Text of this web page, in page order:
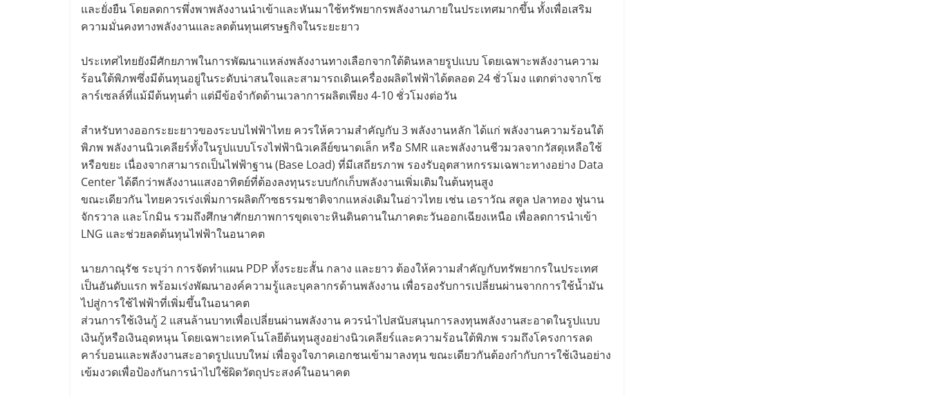
และยั่งยืน โดยลดการพึ่งพาพลังงานนำเข้าและหันมาใช้ทรัพยากรพลังงานภายในประเทศมากขึ้น ทั้งเพื่อเสริม
ความมั่นคงทางพลังงานและลดต้นทุนเศรษฐกิจในระยะยาว
ประเทศไทยยังมีศักยภาพในการพัฒนาแหล่งพลังงานทางเลือกจากใต้ดินหลายรูปแบบ โดยเฉพาะพลังงานความ
ร้อนใต้พิภพซึ่งมีต้นทุนอยู่ในระดับน่าสนใจและสามารถเดินเครื่องผลิตไฟฟ้าได้ตลอด 24 ชั่วโมง แตกต่างจากโซ
ลาร์เซลล์ที่แม้มีต้นทุนต่ำ แต่มีข้อจำกัดด้านเวลาการผลิตเพียง 4-10 ชั่วโมงต่อวัน
สำหรับทางออกระยะยาวของระบบไฟฟ้าไทย ควรให้ความสำคัญกับ 3 พลังงานหลัก ได้แก่ พลังงานความร้อนใต้
พิภพ พลังงานนิวเคลียร์ทั้งในรูปแบบโรงไฟฟ้านิวเคลีย์ขนาดเล็ก หรือ SMR และพลังงานชีวมวลจากวัสดุเหลือใช้
หรือขยะ เนื่องจากสามารถเป็นไฟฟ้าฐาน (Base Load) ที่มีเสถียรภาพ รองรับอุตสาหกรรมเฉพาะทางอย่าง Data
Center ได้ดีกว่าพลังงานแสงอาทิตย์ที่ต้องลงทุนระบบกักเก็บพลังงานเพิ่มเติมในต้นทุนสูง
ขณะเดียวกัน ไทยควรเร่งเพิ่มการผลิตก๊าซธรรมชาติจากแหล่งเดิมในอ่าวไทย เช่น เอราวัณ สตูล ปลาทอง ฟูนาน
จักรวาล และโกมิน รวมถึงศึกษาศักยภาพการขุดเจาะหินดินดานในภาคตะวันออกเฉียงเหนือ เพื่อลดการนำเข้า
LNG และช่วยลดต้นทุนไฟฟ้าในอนาคต
นายภาณุรัช ระบุว่า การจัดทำแผน PDP ทั้งระยะสั้น กลาง และยาว ต้องให้ความสำคัญกับทรัพยากรในประเทศ
เป็นอันดับแรก พร้อมเร่งพัฒนาองค์ความรู้และบุคลากรด้านพลังงาน เพื่อรองรับการเปลี่ยนผ่านจากการใช้น้ำมัน
ไปสู่การใช้ไฟฟ้าที่เพิ่มขึ้นในอนาคต
ส่วนการใช้เงินกู้ 2 แสนล้านบาทเพื่อเปลี่ยนผ่านพลังงาน ควรนำไปสนับสนุนการลงทุนพลังงานสะอาดในรูปแบบ
เงินกู้หรือเงินอุดหนุน โดยเฉพาะเทคโนโลยีต้นทุนสูงอย่างนิวเคลียร์และความร้อนใต้พิภพ รวมถึงโครงการลด
คาร์บอนและพลังงานสะอาดรูปแบบใหม่ เพื่อจูงใจภาคเอกชนเข้ามาลงทุน ขณะเดียวกันต้องกำกับการใช้เงินอย่าง
เข้มงวดเพื่อป้องกันการนำไปใช้ผิดวัตถุประสงค์ในอนาคต